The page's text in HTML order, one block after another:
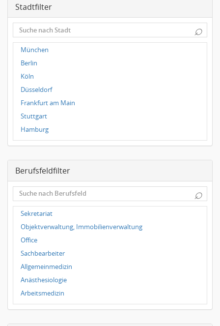
Stadtfilter
⌕
München
Berlin
Köln
Düsseldorf
Frankfurt am Main
Stuttgart
Hamburg
Frankfurt
Magdeburg
Leipzig
Dortmund
Wuppertal
Hallbergmoos
Würzburg
Grünwald
Ulm
Bielefeld
Hannover
Duisburg
Berufsfeldfilter
⌕
Sekretariat
Objektverwaltung, Immobilienverwaltung
Office
Sachbearbeiter
Allgemeinmedizin
Anästhesiologie
Arbeitsmedizin
Augenheilkunde